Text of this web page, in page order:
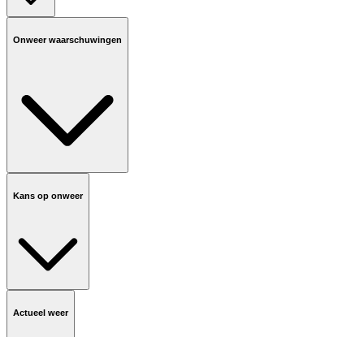
Onweer waarschuwingen
Kans op onweer
Actueel weer